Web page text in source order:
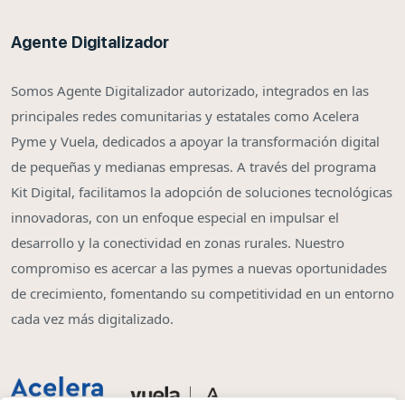
Agente Digitalizador
Somos Agente Digitalizador autorizado, integrados en las
principales redes comunitarias y estatales como Acelera
Pyme y Vuela, dedicados a apoyar la transformación digital
de pequeñas y medianas empresas. A través del programa
Kit Digital, facilitamos la adopción de soluciones tecnológicas
innovadoras, con un enfoque especial en impulsar el
desarrollo y la conectividad en zonas rurales. Nuestro
compromiso es acercar a las pymes a nuevas oportunidades
de crecimiento, fomentando su competitividad en un entorno
cada vez más digitalizado.